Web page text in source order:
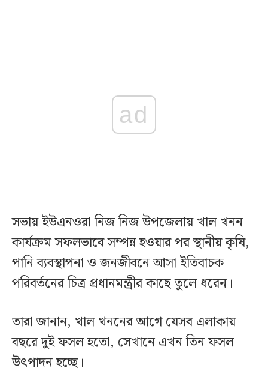
ad
সভায় ইউএনওরা নিজ নিজ উপজেলায় খাল খনন
কার্যক্রম সফলভাবে সম্পন্ন হওয়ার পর স্থানীয় কৃষি,
পানি ব্যবস্থাপনা ও জনজীবনে আসা ইতিবাচক
পরিবর্তনের চিত্র প্রধানমন্ত্রীর কাছে তুলে ধরেন।
তারা জানান, খাল খননের আগে যেসব এলাকায়
বছরে দুই ফসল হতো, সেখানে এখন তিন ফসল
উৎপাদন হচ্ছে।